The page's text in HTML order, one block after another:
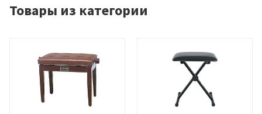
Товары из категории